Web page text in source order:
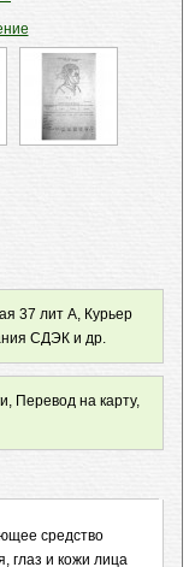
37 лит А, Курьер
СДЭК и др.
Перевод на карту,
средство
глаз и кожи лица